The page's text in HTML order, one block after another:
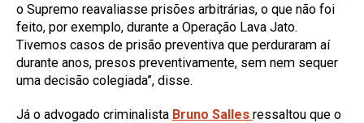
o Supremo reavaliasse prisões arbitrárias, o que não foi
feito, por exemplo, durante a Operação Lava Jato.
Tivemos casos de prisão preventiva que perduraram aí
durante anos, presos preventivamente, sem nem sequer
uma decisão colegiada”, disse.
Já o advogado criminalista Bruno Salles ressaltou que o